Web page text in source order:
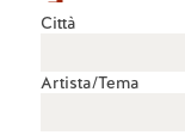
Città
Artista/Tema